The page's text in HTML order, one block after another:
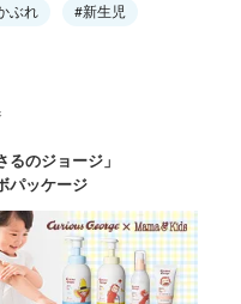
ぶれ #新生児
るのジョージ」
パッケージ